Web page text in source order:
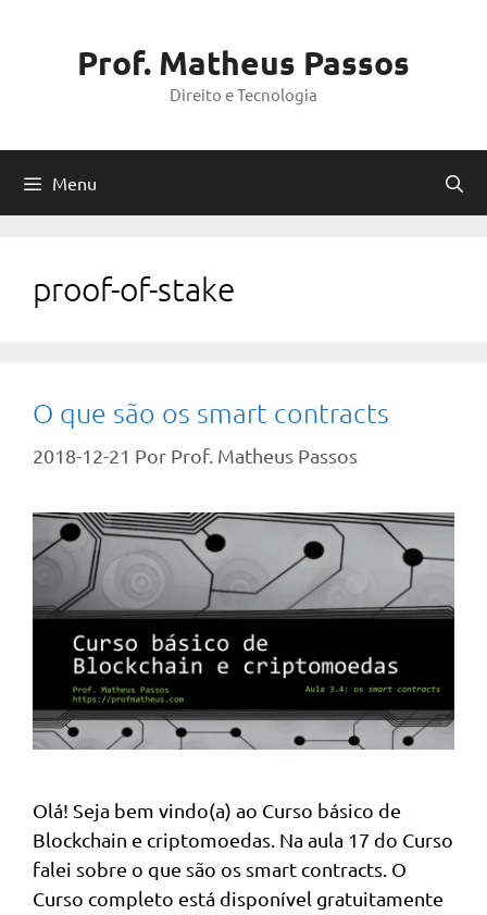
Prof. Matheus Passos
Direito e Tecnologia
Menu
proof-of-stake
O que são os smart contracts
2018-12-21 Por Prof. Matheus Passos
Olá! Seja bem vindo(a) ao Curso básico de
Blockchain e criptomoedas. Na aula 17 do Curso
falei sobre o que são os smart contracts. O
Curso completo está disponível gratuitamente